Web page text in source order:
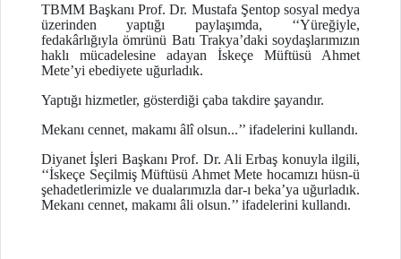
TBMM Başkanı Prof. Dr. Mustafa Şentop sosyal medya
üzerinden yaptığı paylaşımda, ‘‘Yüreğiyle,
fedakârlığıyla ömrünü Batı Trakya’daki soydaşlarımızın
haklı mücadelesine adayan İskeçe Müftüsü Ahmet
Mete’yi ebediyete uğurladık.
Yaptığı hizmetler, gösterdiği çaba takdire şayandır.
Mekanı cennet, makamı âlî olsun...’’ ifadelerini kullandı.
Diyanet İşleri Başkanı Prof. Dr. Ali Erbaş konuyla ilgili,
‘‘İskeçe Seçilmiş Müftüsü Ahmet Mete hocamızı hüsn-ü
şehadetlerimizle ve dualarımızla dar-ı beka’ya uğurladık.
Mekanı cennet, makamı âli olsun.’’ ifadelerini kullandı.